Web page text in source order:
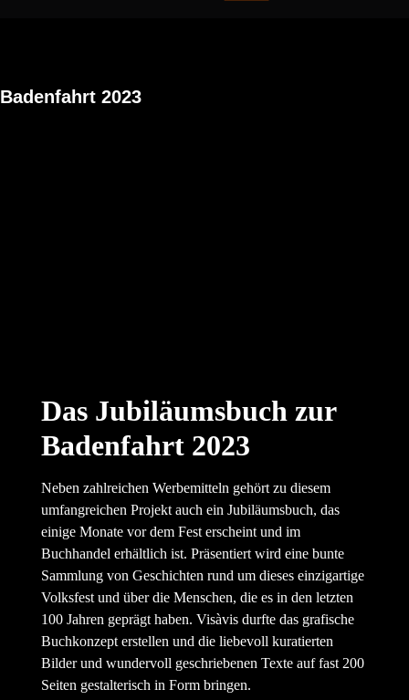
Badenfahrt 2023
Das Jubiläumsbuch zur
Badenfahrt 2023
Neben zahlreichen Werbemitteln gehört zu diesem
umfangreichen Projekt auch ein Jubiläumsbuch, das
einige Monate vor dem Fest erscheint und im
Buchhandel erhältlich ist. Präsentiert wird eine bunte
Sammlung von Geschichten rund um dieses einzigartige
Volksfest und über die Menschen, die es in den letzten
100 Jahren geprägt haben. Visàvis durfte das grafische
Buchkonzept erstellen und die liebevoll kuratierten
Bilder und wundervoll geschriebenen Texte auf fast 200
Seiten gestalterisch in Form bringen.